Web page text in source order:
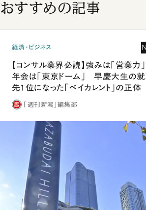
おすすめの記事
経済・ビジネス
【コンサル業界必読】強みは「営業力
年会は「東京ドーム」 早慶大生の
先1位になった「ベイカレント」の正体
「週刊新潮」編集部